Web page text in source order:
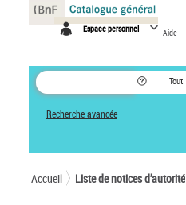
Espace personnel Aide
Tout
Recherche avancée
Accueil Liste de notices d’autorité
Panneau de gestion des cookies